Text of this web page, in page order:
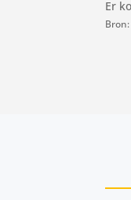
Er